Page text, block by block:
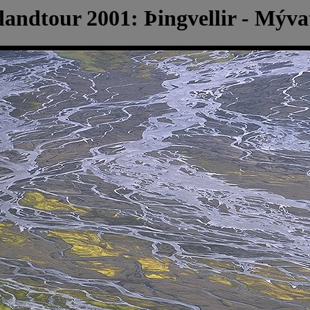
2001: Þingvellir -